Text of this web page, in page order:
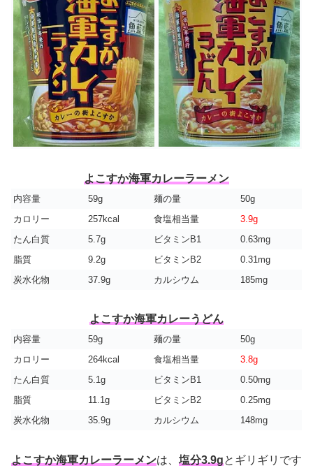
よこすか海軍カレーラーメン
内容量 59g 麺の量
50g
カロリー
257kcal 食塩相当量
3.9g
たん白質
5.7g ビタミンB1
0.63mg
脂質
9.2g ビタミンB2
0.31mg
炭水化物
37.9g カルシウム 185mg
よこすか海軍カレーうどん
内容量 59g 麺の量
50g
カロリー
264kcal 食塩相当量
3.8g
たん白質
5.1g ビタミンB1
0.50mg
脂質
11.1g ビタミンB2
0.25mg
炭水化物
35.9g カルシウム 148mg
よこすか海軍カレーラーメンは、 塩分3.9gとギリギリです